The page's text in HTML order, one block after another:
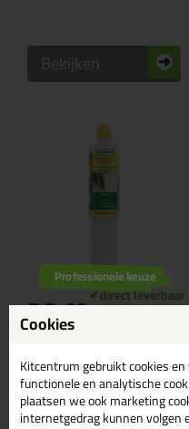
Bekijken
Repair Care Dry Flex IN |
Reparatiepasta voor het
repareren van beschadigd
hout binnenshuis
Professionele keuze
29,99
Cookies
Kitcentrum gebruikt cookies
functionele en analytische
plaatsen we ook marketing
internetgedrag kunnen